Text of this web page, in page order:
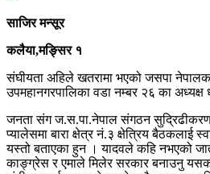
साजिर मन्सूर
कलैया,मङ्सिर १
संघीयता अहिले खतरामा भएको जसपा
उपमहानगरपालिका वडा नम्बर २६ का अध्यक्ष
जनता संग ज.स.पा.नेपाल संगठन
प्यालेसमा बारा क्षेत्र नं.३ क्षेत्रिय बैठकलाई
यस्तो बताएका हुन । यादवले कहि नभएको
काङ्ग्रेस र एमाले मिलेर सरकार बनाउनु